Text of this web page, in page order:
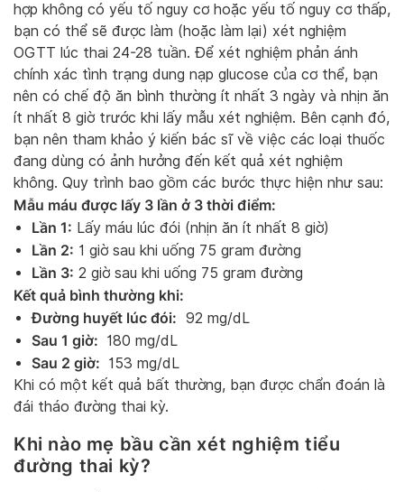
hợp không có yếu tố nguy cơ hoặc yếu tố nguy cơ thấp,
bạn có thể sẽ được làm (hoặc làm lại) xét nghiệm
OGTT lúc thai 24-28 tuần. Để xét nghiệm phản ánh
chính xác tình trạng dung nạp glucose của cơ thể, bạn
nên có chế độ ăn bình thường ít nhất 3 ngày và nhịn ăn
ít nhất 8 giờ trước khi lấy mẫu xét nghiệm. Bên cạnh đó,
bạn nên tham khảo ý kiến bác sĩ về việc các loại thuốc
đang dùng có ảnh hưởng đến kết quả xét nghiệm
không. Quy trình bao gồm các bước thực hiện như sau:
Mẫu máu được lấy 3 lần ở 3 thời điểm:
Lần 1: Lấy máu lúc đói (nhịn ăn ít nhất 8 giờ)
Lần 2: 1 giờ sau khi uống 75 gram đường
Lần 3: 2 giờ sau khi uống 75 gram đường
Kết quả bình thường khi:
Đường huyết lúc đói: 92 mg/dL
Sau 1 giờ: 180 mg/dL
Sau 2 giờ: 153 mg/dL
Khi có một kết quả bất thường, bạn được chẩn đoán là
đái tháo đường thai kỳ.
Khi nào mẹ bầu cần xét nghiệm tiểu
đường thai kỳ?